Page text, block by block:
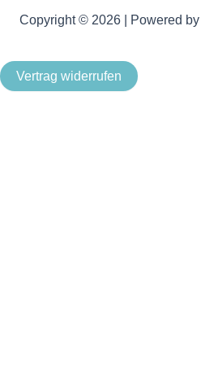
Copyright © 2026 | Powered by
Vertrag widerrufen